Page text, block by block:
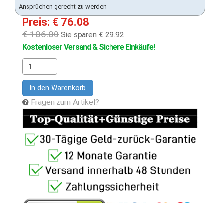
Ansprüchen gerecht zu werden
Preis: € 76.08
€ 106.00 Sie sparen € 29.92
Kostenloser Versand & Sichere Einkäufe!
In den Warenkorb
Fragen zum Artikel?